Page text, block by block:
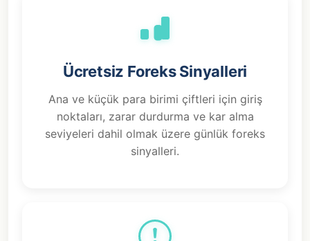
Ücretsiz Foreks Sinyalleri
Ana ve küçük para birimi çiftleri için giriş
noktaları, zarar durdurma ve kar alma
seviyeleri dahil olmak üzere günlük foreks
sinyalleri.